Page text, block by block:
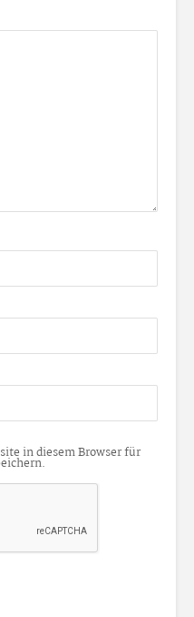
in diesem Browser für